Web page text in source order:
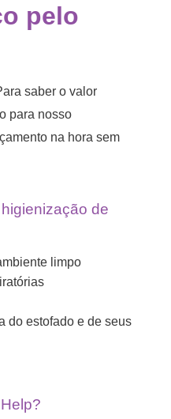
pelo
saber o valor
para nosso
na hora sem
de
limpo
do estofado e de seus